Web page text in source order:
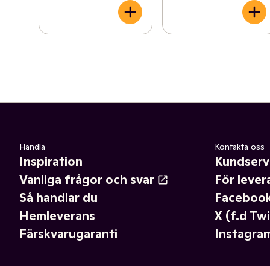
Handla
Inspiration
Vanliga frågor och svar
Så handlar du
Hemleverans
Färskvarugaranti
Kontakta oss
För
X (f.d